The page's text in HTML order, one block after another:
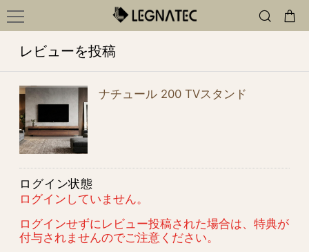
レビューを投稿
ナチュール 200 TVスタンド
ログイン状態
ログインしていません。
ログインせずにレビュー投稿された場合は、特典が
付与されませんのでご注意ください。